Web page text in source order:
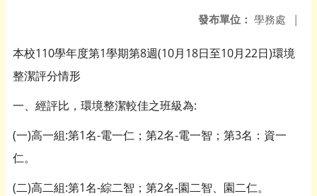
發布單位： 學務處 |
本校110學年度第1學期第8週(10月18日至10月22日)環境
整潔評分情形
一、經評比，環境整潔較佳之班級為:
(一)高一組:第1名-電一仁；第2名-電一智；第3名：資一
仁。
(二)高二組:第1名-綜二智；第2名-園二智、園二仁。